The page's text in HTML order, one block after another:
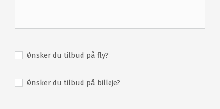
Ønsker du tilbud på fly?
Ønsker du tilbud på billeje?